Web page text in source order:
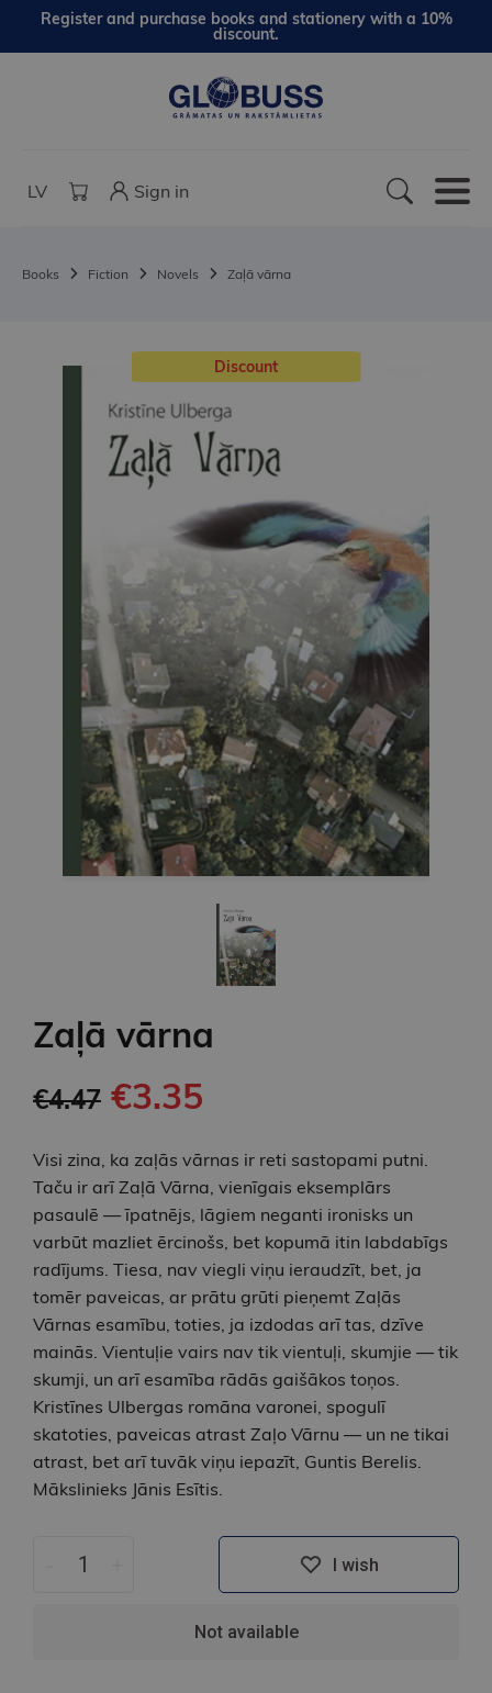
Register and purchase books and stationery with a 10%
discount.
LV Sign in
Books Fiction Novels Zaļā vārna
Discount
Zaļā vārna
€4.47 €3.35
Visi zina, ka zaļās vārnas ir reti sastopami putni.
Taču ir arī Zaļā Vārna, vienīgais eksemplārs
pasaulē — īpatnējs, lāgiem neganti ironisks un
varbūt mazliet ērcinošs, bet kopumā itin labdabīgs
radījums. Tiesa, nav viegli viņu ieraudzīt, bet, ja
tomēr paveicas, ar prātu grūti pieņemt Zaļās
Vārnas esamību, toties, ja izdodas arī tas, dzīve
mainās. Vientuļie vairs nav tik vientuļi, skumjie — tik
skumji, un arī esamība rādās gaišākos toņos.
Kristīnes Ulbergas romāna varonei, spogulī
skatoties, paveicas atrast Zaļo Vārnu — un ne tikai
atrast, bet arī tuvāk viņu iepazīt, Guntis Berelis.
Mākslinieks Jānis Esītis.
I wish
Not available